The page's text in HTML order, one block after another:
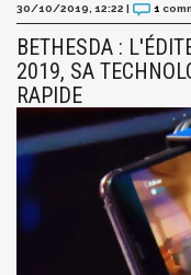
30/10/2019, 12:22 | 1
BETHESDA :
2019, SA
RAPIDE